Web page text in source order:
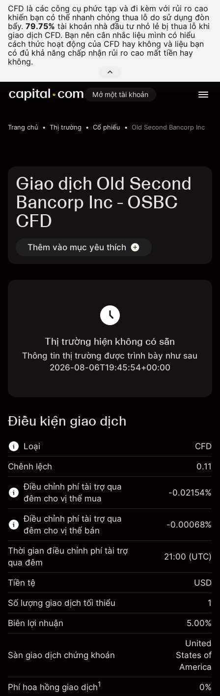
CFD là các công cụ phức tạp và đi kèm với rủi ro cao
khiến bạn có thể nhanh chóng thua lỗ do sử dụng đòn
bẩy. 79.75% tài khoản nhà đầu tư nhỏ lẻ bị thua lỗ khi
giao dịch CFD. Bạn nên cân nhắc liệu mình có hiểu
cách thức hoạt động của CFD hay không và liệu bạn
có đủ khả năng chấp nhận rủi ro cao mất tiền hay
không.
Mở một tài khoản
Trang chủ Thị trường Cổ phiếu Old Second Bancorp Inc
Giao dịch Old Second
Bancorp Inc - OSBC
CFD
Thêm vào mục yêu thích
Thị trường hiện không có sẵn
Thông tin thị trường được trình bày như sau
2026-08-06T19:45:54+00:00
Điều kiện giao dịch
Loại
Thị trường tài chính này chỉ dành cho giao
dịch CFD.
Tìm hiểu thêm về:
CFD
CFD
Chênh lệch 0.11
Điều chỉnh phí tài trợ qua
đêm cho vị thế mua
Biên lợi nhuận. Đầu tư
của bạn
Điều chỉnh phí tài trợ qua
đêm
Phí được tính trên toàn bộ giá
-0.02154
%
(-$4.31)
Quy mô giao dịch với đòn bẩy ~
$20,000.00
-0.02154%
Điều chỉnh phí tài trợ qua
đêm cho vị thế bán
Biên lợi nhuận. Đầu tư
của bạn
$1,000.00
đêm
trị vị thế.
-0.000682
%
(-$0.14)
Quy mô giao dịch với đòn bẩy ~
-0.00068%
Thời gian điều chỉnh phí tài trợ
qua đêm
21:00 (UTC)
Tiền tệ USD
Số lượng giao dịch tối thiểu 1
Biên lợi nhuận 5.00%
Sàn giao dịch chứng khoán
United
States of
America
Phí hoa hồng giao dịch1 0%